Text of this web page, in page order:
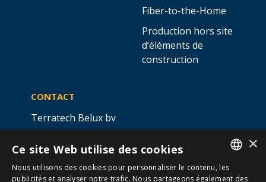
Fiber-to-the-Home
Production hors site
d’éléments de
construction
CONTACT
Terratech Belux bv
boîte 5,9000 GAND
info@allterra-belux.com +32 9 430 25 30 DUTCH
×
Ce site Web utilise des cookies
Nous utilisons des cookies pour personnaliser le contenu, les
publicités et analyser notre trafic. Nous partageons également des